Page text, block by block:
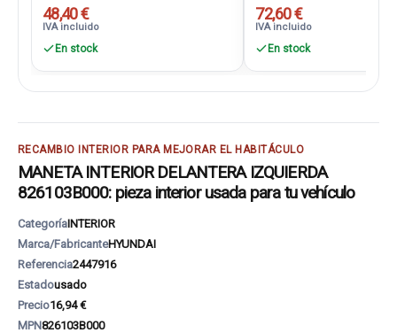
48,40 €
IVA incluido
En stock
72,60 €
IVA incluido
En stock
RECAMBIO INTERIOR PARA MEJORAR EL HABITÁCULO
MANETA INTERIOR DELANTERA IZQUIERDA
826103B000: pieza interior usada para tu vehículo
CategoríaINTERIOR
Marca/FabricanteHYUNDAI
Referencia2447916
Estadousado
Precio16,94 €
MPN826103B000